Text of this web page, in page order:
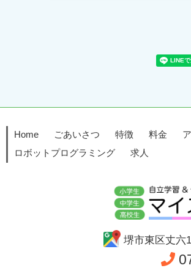
Home ごあいさつ 特徴 料金
ロボットプログラミング
求人
堺市東区丈六